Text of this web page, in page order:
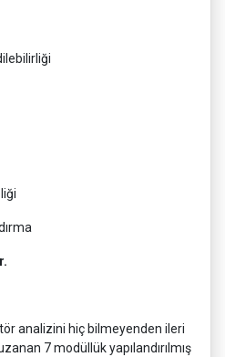
analizini hiç bilmeyenden ileri
7 modüllük yapılandırılmış